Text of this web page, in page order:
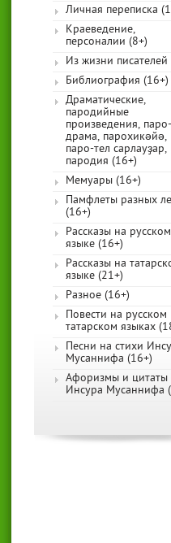
Личная переписка
Краеведение,
персоналии (8+)
Из жизни писателей
Библиография (16+)
Драматические,
пародийные
произведения, паро-
драма, парохикәйә,
паро-тел сарлауҙар,
пародия (16+)
Мемуары (16+)
Памфлеты разных
(16+)
Рассказы на русском
языке (16+)
Рассказы на
языке (21+)
Разное (16+)
Повести на русском
татарском языках
Песни на стихи
Мусаннифа (16+)
Афоризмы и цитаты
Инсура Мусаннифа